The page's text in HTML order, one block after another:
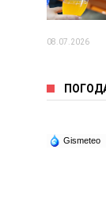
08.07.2026
Gismeteo